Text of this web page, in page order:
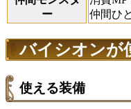
ー
仲間ひ
バイシオンが
使える装備